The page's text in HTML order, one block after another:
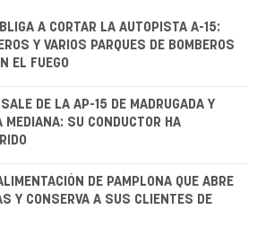
A CORTAR LA AUTOPISTA A-15:
Y VARIOS PARQUES DE BOMBEROS
EL FUEGO
DE LA AP-15 DE MADRUGADA Y
MEDIANA: SU CONDUCTOR HA
DE PAMPLONA QUE ABRE
Y CONSERVA A SUS CLIENTES DE